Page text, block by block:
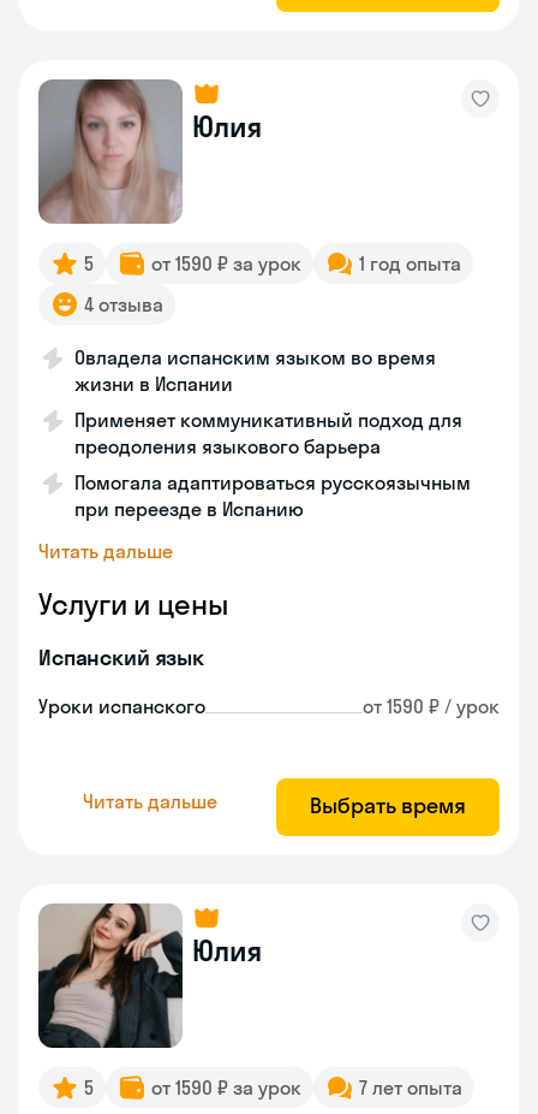
Юлия
5 от 1590 ₽ за урок
1 год опыта
4 отзыва
Овладела испанским языком во время
жизни в Испании
Применяет коммуникативный подход для
преодоления языкового барьера
Помогала адаптироваться русскоязычным
при переезде в Испанию
Читать дальше
Услуги и цены
Испанский язык
Уроки испанского от 1590 ₽ / урок
Читать дальше Выбрать время
Юлия
5 от 1590 ₽ за урок 7 лет опыта